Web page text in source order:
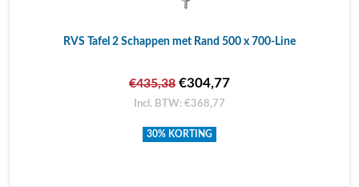
RVS Tafel 2 Schappen met Rand 500 x 700-Line
€435,38 €304,77
Incl. BTW: €368,77
30% KORTING